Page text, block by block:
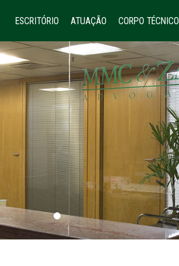
ESCRITÓRIO ATUAÇÃO CORPO TÉCNICO